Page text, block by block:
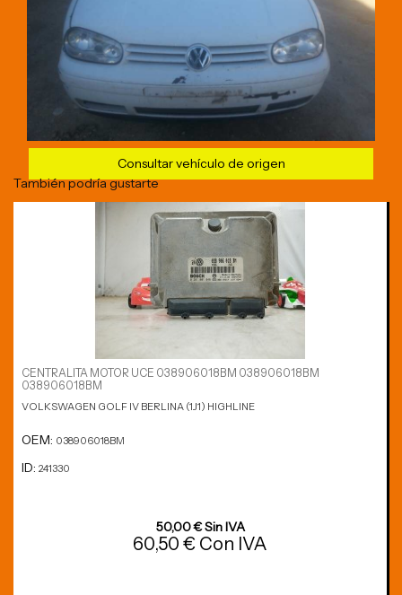
Consultar vehículo de origen
También podría gustarte
CENTRALITA MOTOR UCE 038906018BM 038906018BM
038906018BM
VOLKSWAGEN GOLF IV BERLINA (1J1) HIGHLINE
OEM: 038906018BM
ID: 241330
50,00 € Sin IVA
60,50 € Con IVA